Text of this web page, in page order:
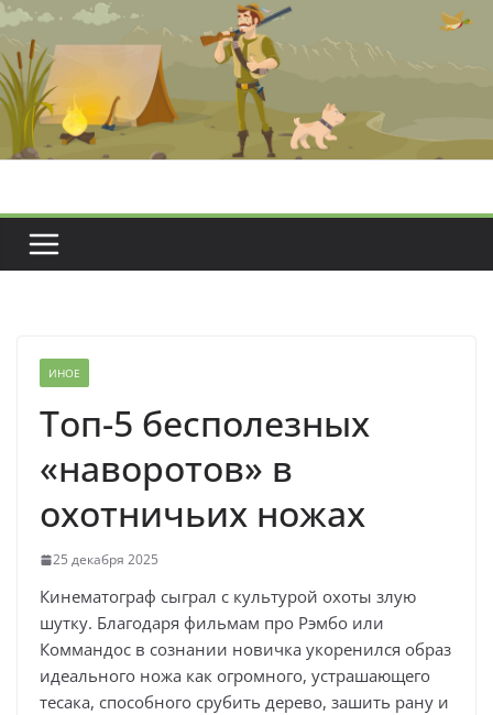
Перейти
содержимому
ИНОЕ
Топ-5 бесполезных
«наворотов» в
охотничьих ножах
25 декабря 2025
Кинематограф сыграл с культурой охоты злую
шутку. Благодаря фильмам про Рэмбо или
Коммандос в сознании новичка укоренился образ
идеального ножа как огромного, устрашающего
тесака, способного срубить дерево, зашить рану и